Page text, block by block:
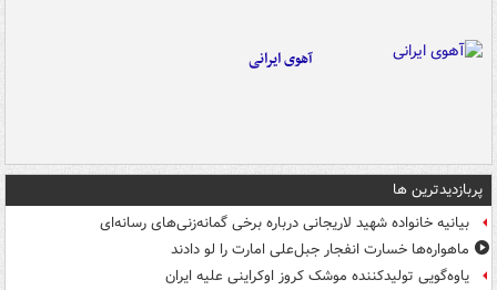
آهوی ایرانی
پربازدیدترین ها
بیانیه خانواده شهید لاریجانی درباره برخی گمانه‌زنی‌های رسانه‌ای
ماهواره‌ها خسارت انفجار جبل‌علی امارت را لو دادند
یاوه‌گویی تولیدکننده موشک کروز اوکراینی علیه ایران